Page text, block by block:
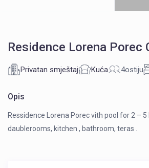
Residence Lorena Porec
Privatan smještaj Kuća 4ostiju
Opis
Ressidence Lorena Porec vith pool for 2 – 5
daublerooms, kitchen , bathroom, teras .